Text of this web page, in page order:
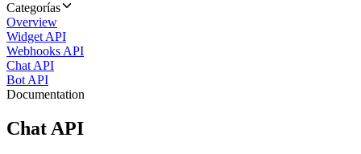
Categorías
Overview
Widget API
Webhooks API
Chat API
Bot API
Documentation
Chat API